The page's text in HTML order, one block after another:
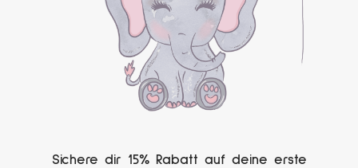
Sichere dir 15% Rabatt auf deine erste